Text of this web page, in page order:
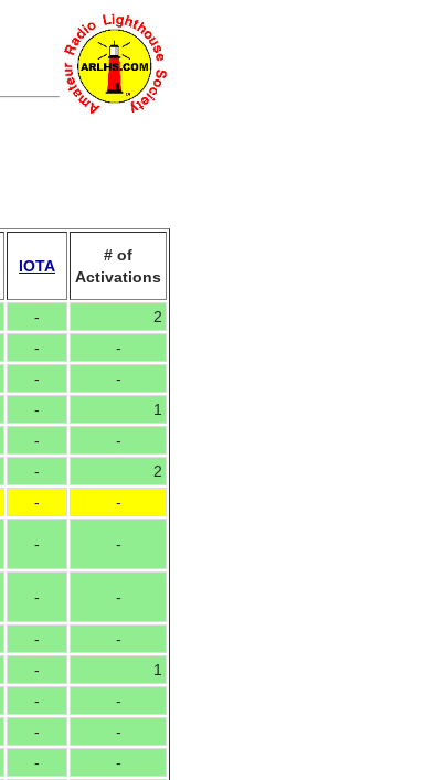
IOTA
# of
Activations
-
2
-
-
-
-
-
1
-
-
-
2
-
-
- -
- -
-
-
-
1
-
-
-
-
-
-